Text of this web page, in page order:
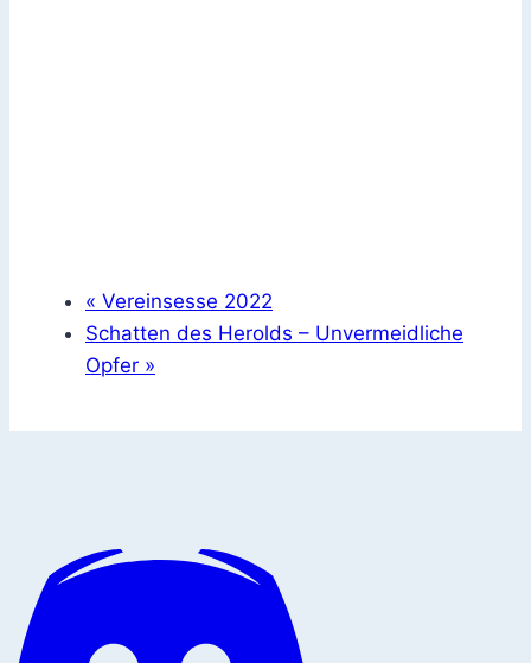
« Vereinsesse 2022
Schatten des Herolds – Unvermeidliche
Opfer »